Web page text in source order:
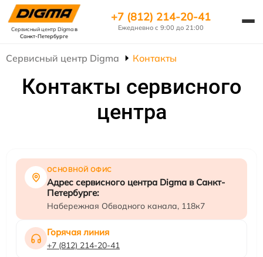
Сервисный центр Digmaв
Санкт-Петербурге
+7 (812) 214-20-41
Ежедневно с 9:00 до 21:00
Сервисный центр Digma Контакты
Контакты сервисного
центра
ОСНОВНОЙ ОФИС
Адрес сервисного центра Digma в Санкт-
Петербурге:
Набережная Обводного канала, 118к7
Горячая линия
+7 (812) 214-20-41